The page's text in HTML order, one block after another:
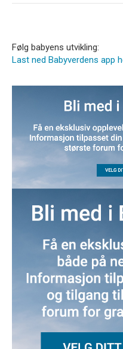
Følg babyens utvikling:
Last ned Babyverdens app